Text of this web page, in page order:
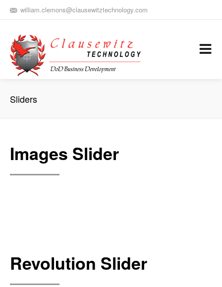
william.clemons@clausewitztechnology.com
Army Aviation and Electronic Warfare / Business Development
Services
Sliders
Images Slider
Revolution Slider